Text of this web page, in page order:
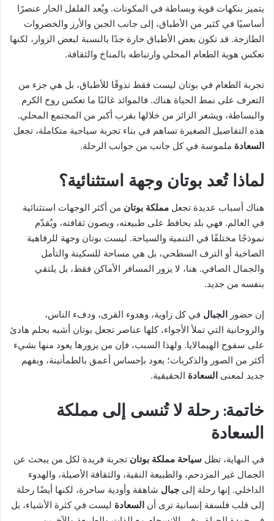
يتميز بنكهات قوية وبساطة في المكونات. ويُعد الفلفل الحار عنصرًا
أساسيًا في كثير من الأطباق، إلى جانب الجبن والأرز والخضروات
الطازجة. قد تكون بعض الأطباق حارة جدًا بالنسبة لبعض الزوار، لكنها
تعكس هوية الطعام المحلي وارتباطه بالمناخ والثقافة.
تجربة الطعام في بوتان ليست فقط تذوقًا للأطباق، بل هي جزء من
التعرف على نمط الحياة هناك. فالموائد غالبًا ما تعكس روح الكرم
والبساطة، ويشعر الزائر من خلالها بقرب أكبر من المجتمع المحلي.
هذه التفاصيل الصغيرة تساهم في بناء تجربة سياحية متكاملة، تجعل
السعادة ملموسة في كل جانب من جوانب الرحلة.
لماذا تُعد بوتان وجهة استثنائية؟
هناك أسباب عديدة تجعل مملكة بوتان من أكثر الوجهات استثنائية
في العالم. فهي بلد يحافظ على طبيعته، ويصون ثقافته، ويُقدّم
نموذجًا مختلفًا في التنمية والسياحة. ليست بوتان وجهة للرفاهية
الصاخبة أو الترف السطحي، بل هي مساحة للسكينة والتأمل
والجمال الصافي. هنا، لا يزور المسافر الأماكن فقط، بل يلتقي
بنفسه من جديد.
إن حضور الجبال في كل زاوية، وهدوء القرى، ودفء الناس،
والروحانية التي تملأ الأجواء، كلها عناصر تجعل بوتان أشبه بحلم هادئ
على سفوح الهيمالايا. ولهذا السبب، فإن من يزورها يعود منها بشيء
أكثر من الصور والذكريات؛ يعود بإحساس أعمق بالطمأنينة، وبفهم
جديد لمعنى السعادة الحقيقية.
خاتمة: رحلة لا تُنسى إلى مملكة
السعادة
في النهاية، تظل سياحة مملكة بوتان تجربة فريدة لكل من يبحث عن
الجمال غير المزدحم، والطبيعة النقية، والثقافة الأصيلة، والهدوء
الداخلي. إنها رحلة إلى جبال شاهقة وأودية ساحرة، لكنها أيضًا رحلة
إلى قلب فلسفة إنسانية ترى أن السعادة ليست في كثرة الأشياء، بل